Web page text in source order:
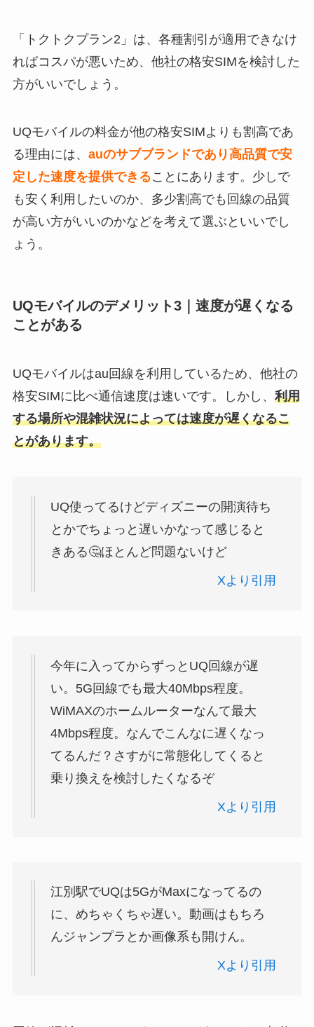
「トクトクプラン2」は、各種割引が適用できなけ
ればコスパが悪いため、他社の格安SIMを検討した
方がいいでしょう。
UQモバイルの料金が他の格安SIMよりも割高であ
る理由には、 auのサブブランドであり高品質で安
定した速度を提供できることにあります。少しで
も安く利用したいのか、多少割高でも回線の品質
が高い方がいいのかなどを考えて選ぶといいでし
ょう。
UQモバイルのデメリット3｜速度が遅くなる
ことがある
UQモバイルはau回線を利用しているため、他社の
格安SIMに比べ通信速度は速いです。しかし、 利用
する場所や混雑状況によっては速度が遅くなるこ
とがあります。
UQ使ってるけどディズニーの開演待ち
とかでちょっと遅いかなって感じると
きある🤔ほとんど問題ないけど
Xより引用
今年に入ってからずっとUQ回線が遅
い。5G回線でも最大40Mbps程度。
WiMAXのホームルーターなんて最大
4Mbps程度。なんでこんなに遅くなっ
てるんだ？さすがに常態化してくると
乗り換えを検討したくなるぞ
Xより引用
江別駅でUQは5GがMaxになってるの
に、めちゃくちゃ遅い。動画はもちろ
んジャンプラとか画像系も開けん。
Xより引用